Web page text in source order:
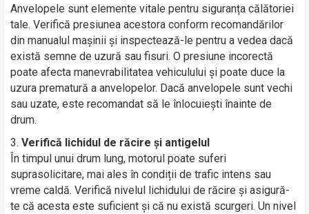
Anvelopele sunt elemente vitale pentru siguranța călătoriei
tale. Verifică presiunea acestora conform recomandărilor
din manualul mașinii și inspectează-le pentru a vedea dacă
există semne de uzură sau fisuri. O presiune incorectă
poate afecta manevrabilitatea vehiculului și poate duce la
uzura prematură a anvelopelor. Dacă anvelopele sunt vechi
sau uzate, este recomandat să le înlocuiești înainte de
drum.
Verifică lichidul de răcire și antigelul
În timpul unui drum lung, motorul poate suferi
suprasolicitare, mai ales în condiții de trafic intens sau
vreme caldă. Verifică nivelul lichidului de răcire și asigură-
te că acesta este suficient și că nu există scurgeri. Un nivel